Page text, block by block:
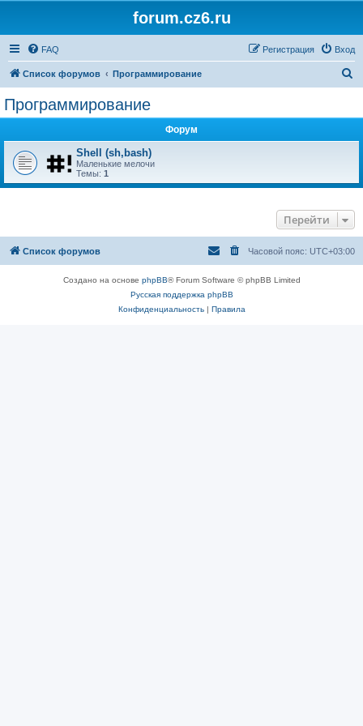
forum.cz6.ru
FAQ Вход
Регистрация
Список форумов Программирование
Программирование
Форум
Shell (sh,bash)
Маленькие мелочи
Темы: 1
Перейти
Список форумов Часовой пояс: UTC+03:00
Создано на основе phpBB® Forum Software © phpBB Limited
Русская поддержка phpBB
Конфиденциальность| Правила